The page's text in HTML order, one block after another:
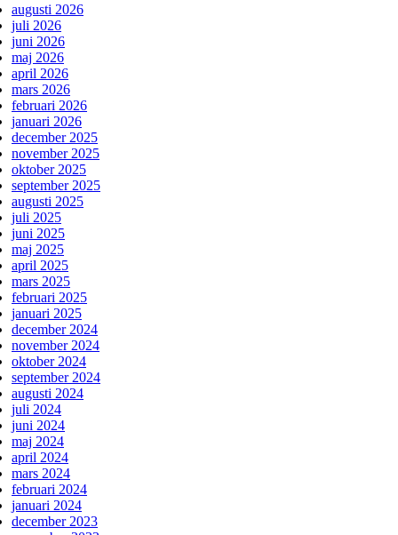
augusti 2026
juli 2026
juni 2026
maj 2026
april 2026
mars 2026
februari 2026
januari 2026
december 2025
november 2025
oktober 2025
september 2025
augusti 2025
juli 2025
juni 2025
maj 2025
april 2025
mars 2025
februari 2025
januari 2025
december 2024
november 2024
oktober 2024
september 2024
augusti 2024
juli 2024
juni 2024
maj 2024
april 2024
mars 2024
februari 2024
januari 2024
december 2023